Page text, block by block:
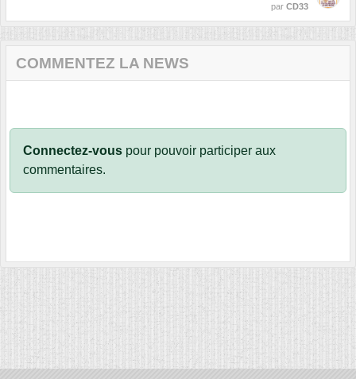
par CD33
COMMENTEZ LA NEWS
Connectez-vous pour pouvoir participer aux
commentaires.